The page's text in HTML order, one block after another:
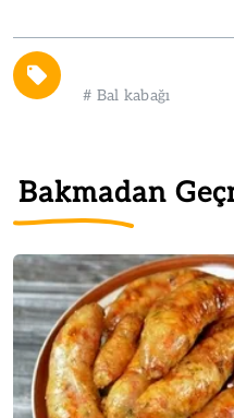
# Bal kabağı
Bakmadan